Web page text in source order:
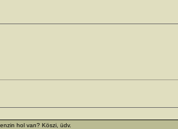
hol van? Köszi, üdv.